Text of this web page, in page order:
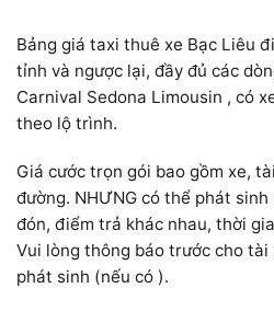
Bảng giá taxi thuê xe Bạc Liêu
tỉnh và ngược lại, đầy đủ các
Carnival Sedona Limousin , có
theo lộ trình.
Giá cước trọn gói bao gồm xe,
đường. NHƯNG có thể phát
đón, điểm trả khác nhau, thời
Vui lòng thông báo trước cho tài
phát sinh (nếu có ).